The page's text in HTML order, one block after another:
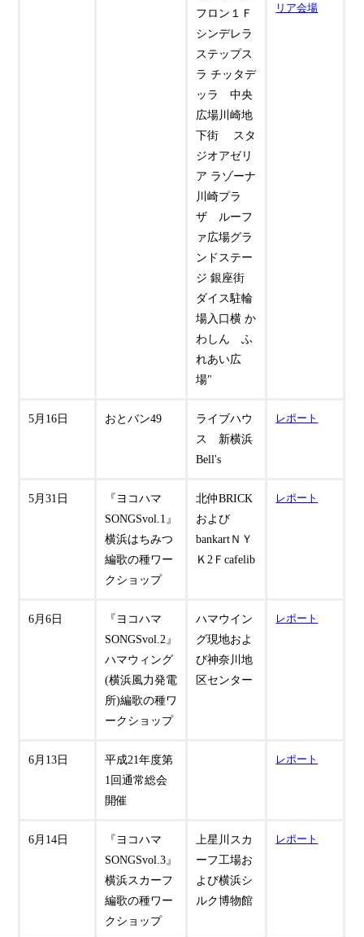
フロン１Ｆ
シンデレラ
ステップス
ラ チッタデ
ッラ 中央
広場川崎地
下街 スタ
ジオアゼリ
ア ラゾーナ
川崎プラ
ザ ルーフ
ァ広場グラ
ンドステー
ジ 銀座街
ダイス駐輪
場入口横 か
わしん ふ
れあい広
場"
リア会場
5月16日 おとバン49
ライブハウ
ス 新横浜
Bell's
レポート
5月31日
『ヨコハマ
SONGSvol.1』
横浜はちみつ
編歌の種ワー
クショップ
北仲BRICK
および
bankartＮＹ
Ｋ2Ｆcafelib
レポート
6月6日
『ヨコハマ
SONGSvol.2』
ハマウィング
(横浜風力発電
所)編歌の種ワ
ークショップ
ハマウイン
グ現地およ
び神奈川地
区センター
レポート
6月13日
平成21年度第
1回通常総会
開催
レポート
6月14日
『ヨコハマ
SONGSvol.3』
横浜スカーフ
編歌の種ワー
クショップ
上星川スカ
ーフ工場お
よび横浜シ
ルク博物館
レポート